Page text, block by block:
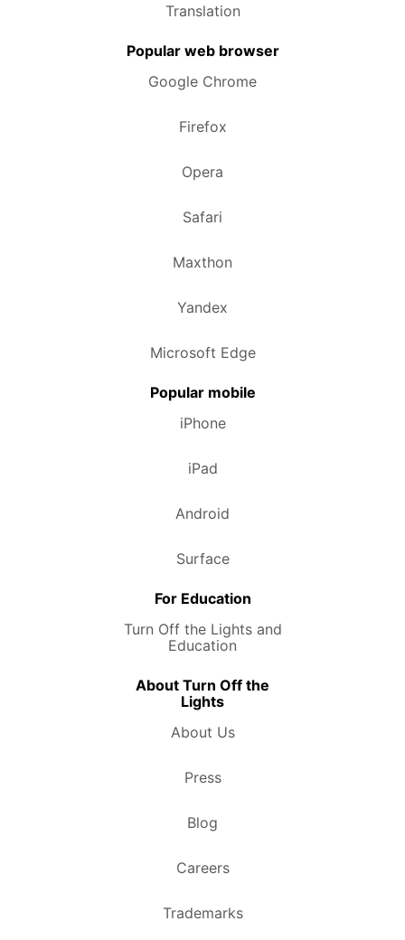
Translation
Popular web browser
Google Chrome
Firefox
Opera
Safari
Maxthon
Yandex
Microsoft Edge
Popular mobile
iPhone
iPad
Android
Surface
For Education
Turn Off the Lights and
Education
About Turn Off the
Lights
About Us
Press
Blog
Careers
Trademarks